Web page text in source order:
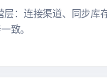
：连接渠道、同步库
致。